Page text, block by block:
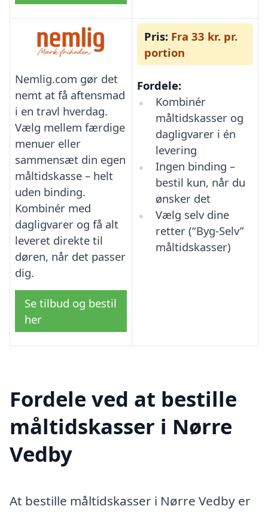
Nemlig.com gør det
nemt at få aftensmad
i en travl hverdag.
Vælg mellem færdige
menuer eller
sammensæt din egen
måltidskasse – helt
uden binding.
Kombinér med
dagligvarer og få alt
leveret direkte til
døren, når det passer
dig.
Se tilbud og bestil
her
Pris: Fra 33 kr. pr.
portion
Fordele:
Kombinér
måltidskasser og
dagligvarer i én
levering
Ingen binding –
bestil kun, når du
ønsker det
Vælg selv dine
retter (“Byg-Selv”
måltidskasser)
Fordele ved at bestille
måltidskasser i Nørre
Vedby
At bestille måltidskasser i Nørre Vedby er